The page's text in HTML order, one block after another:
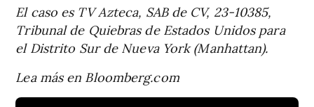
El caso es TV Azteca, SAB de CV, 23-10385,
Tribunal de Quiebras de Estados Unidos para
el Distrito Sur de Nueva York (Manhattan).
Lea más en Bloomberg.com